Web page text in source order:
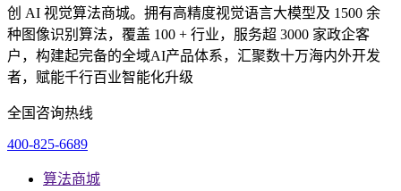
创 AI 视觉算法商城。拥有高精度视觉语言大模型及 1500 余
种图像识别算法，覆盖 100 + 行业，服务超 3000 家政企客
户，构建起完备的全域AI产品体系，汇聚数十万海内外开发
者，赋能千行百业智能化升级
全国咨询热线
400-825-6689
算法商城